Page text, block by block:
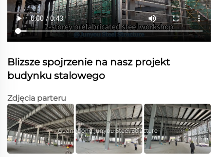
Blizsze spojrzenie na nasz projekt
budynku stalowego
Zdjęcia parteru